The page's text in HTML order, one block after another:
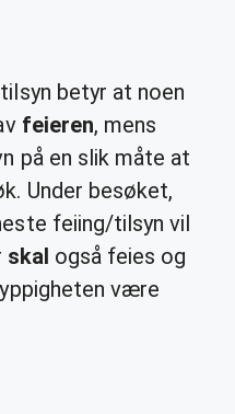
betyr at noen
feieren, mens
på en slik måte at
Under besøket,
feiing/tilsyn vil
skal også feies og
være